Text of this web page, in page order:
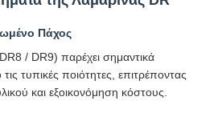
Πάχος
/ DR9) παρέχει σημαντικά
τυπικές ποιότητες, επιτρέποντας
και εξοικονόμηση κόστους.